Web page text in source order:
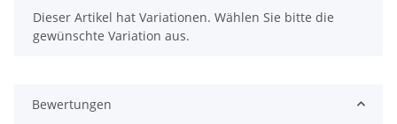
x
Dieser Artikel hat Variationen. Wählen Sie bitte die
gewünschte Variation aus.
Bewertungen